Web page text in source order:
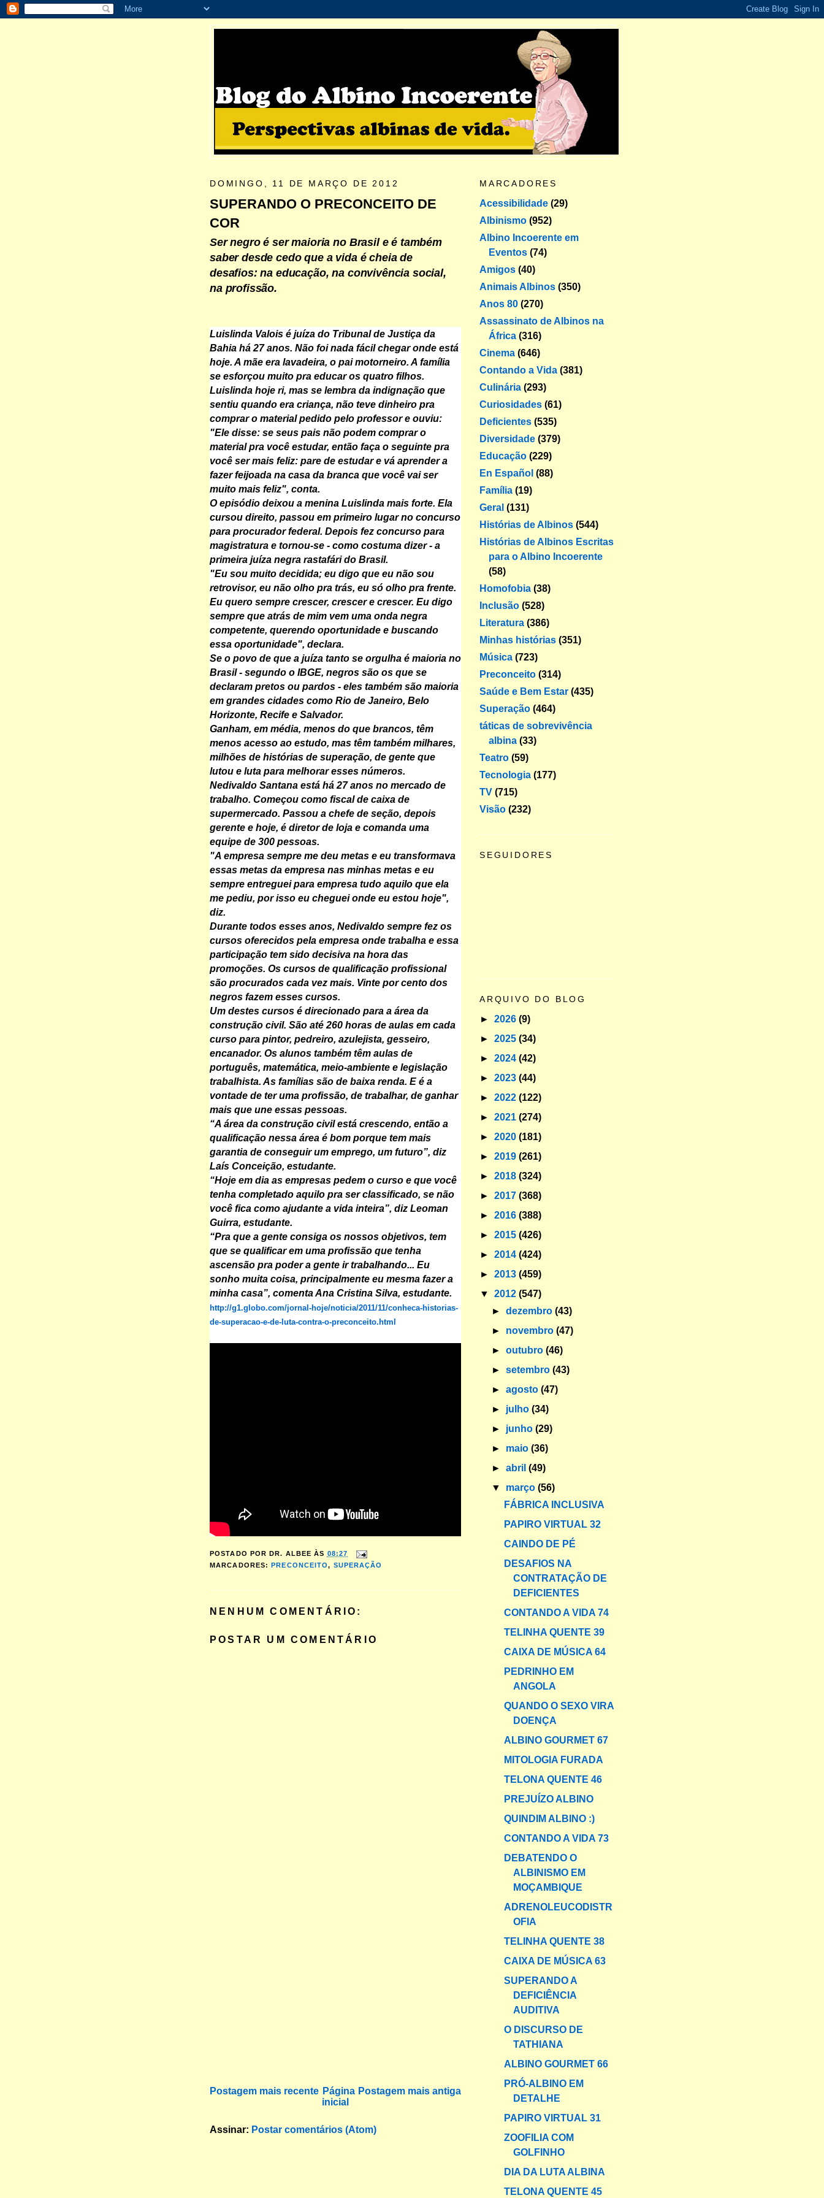
DOMINGO, 11 DE MARÇO DE 2012
SUPERANDO O PRECONCEITO DE
COR
Ser negro é ser maioria no Brasil e é também
saber desde cedo que a vida é cheia de
desafios: na educação, na convivência social,
na profissão.
Luislinda Valois é juíza do Tribunal de Justiça da
Bahia há 27 anos. Não foi nada fácil chegar onde está
hoje. A mãe era lavadeira, o pai motorneiro. A família
se esforçou muito pra educar os quatro filhos.
Luislinda hoje ri, mas se lembra da indignação que
sentiu quando era criança, não teve dinheiro pra
comprar o material pedido pelo professor e ouviu:
"Ele disse: se seus pais não podem comprar o
material pra você estudar, então faça o seguinte pra
você ser mais feliz: pare de estudar e vá aprender a
fazer feijoada na casa da branca que você vai ser
muito mais feliz", conta.
O episódio deixou a menina Luislinda mais forte. Ela
cursou direito, passou em primeiro lugar no concurso
para procurador federal. Depois fez concurso para
magistratura e tornou-se - como costuma dizer - a
primeira juíza negra rastafári do Brasil.
"Eu sou muito decidida; eu digo que eu não sou
retrovisor, eu não olho pra trás, eu só olho pra frente.
Eu quero sempre crescer, crescer e crescer. Eu digo
sempre que atrás de mim vem uma onda negra
competente, querendo oportunidade e buscando
essa oportunidade", declara.
Se o povo de que a juíza tanto se orgulha é maioria no
Brasil - segundo o IBGE, negros são os que se
declaram pretos ou pardos - eles também são maioria
em grandes cidades como Rio de Janeiro, Belo
Horizonte, Recife e Salvador.
Ganham, em média, menos do que brancos, têm
menos acesso ao estudo, mas têm também milhares,
milhões de histórias de superação, de gente que
lutou e luta para melhorar esses números.
Nedivaldo Santana está há 27 anos no mercado de
trabalho. Começou como fiscal de caixa de
supermercado. Passou a chefe de seção, depois
gerente e hoje, é diretor de loja e comanda uma
equipe de 300 pessoas.
"A empresa sempre me deu metas e eu transformava
essas metas da empresa nas minhas metas e eu
sempre entreguei para empresa tudo aquilo que ela
me pediu, por isso eu cheguei onde eu estou hoje",
diz.
Durante todos esses anos, Nedivaldo sempre fez os
cursos oferecidos pela empresa onde trabalha e essa
participação tem sido decisiva na hora das
promoções. Os cursos de qualificação profissional
são procurados cada vez mais. Vinte por cento dos
negros fazem esses cursos.
Um destes cursos é direcionado para a área da
construção civil. São até 260 horas de aulas em cada
curso para pintor, pedreiro, azulejista, gesseiro,
encanador. Os alunos também têm aulas de
português, matemática, meio-ambiente e legislação
trabalhista. As famílias são de baixa renda. E é a
vontade de ter uma profissão, de trabalhar, de ganhar
mais que une essas pessoas.
“A área da construção civil está crescendo, então a
qualificação nessa área é bom porque tem mais
garantia de conseguir um emprego, um futuro”, diz
Laís Conceição, estudante.
“Hoje em dia as empresas pedem o curso e que você
tenha completado aquilo pra ser classificado, se não
você fica como ajudante a vida inteira”, diz Leoman
Guirra, estudante.
“Pra que a gente consiga os nossos objetivos, tem
que se qualificar em uma profissão que tenha
ascensão pra poder a gente ir trabalhando... Eu
sonho muita coisa, principalmente eu mesma fazer a
minha casa”, comenta Ana Cristina Silva, estudante.
http://g1.globo.com/jornal-hoje/noticia/2011/11/conheca-historias-
de-superacao-e-de-luta-contra-o-preconceito.html
POSTADO POR DR. ALBEE ÀS 08:27
MARCADORES:PRECONCEITO, SUPERAÇÃO
NENHUM COMENTÁRIO:
POSTAR UM COMENTÁRIO
Postagem mais recente Postagem mais antiga
Página
inicial
Assinar: Postar comentários (Atom)
MARCADORES
Acessibilidade (29)
Albinismo (952)
Albino Incoerente em
Eventos (74)
Amigos (40)
Animais Albinos (350)
Anos 80 (270)
Assassinato de Albinos na
África (316)
Cinema (646)
Contando a Vida (381)
Culinária (293)
Curiosidades (61)
Deficientes (535)
Diversidade (379)
Educação (229)
En Español (88)
Família (19)
Geral (131)
Histórias de Albinos (544)
Histórias de Albinos Escritas
para o Albino Incoerente
(58)
Homofobia (38)
Inclusão (528)
Literatura (386)
Minhas histórias (351)
Música (723)
Preconceito (314)
Saúde e Bem Estar (435)
Superação (464)
táticas de sobrevivência
albina (33)
Teatro (59)
Tecnologia (177)
TV (715)
Visão (232)
SEGUIDORES
ARQUIVO DO BLOG
► 2026 (9)
► 2025 (34)
► 2024 (42)
► 2023 (44)
► 2022 (122)
► 2021 (274)
► 2020 (181)
► 2019 (261)
► 2018 (324)
► 2017 (368)
► 2016 (388)
► 2015 (426)
► 2014 (424)
► 2013 (459)
▼ 2012 (547)
►dezembro(43)
► novembro(47)
►outubro(46)
►setembro(43)
►agosto(47)
► julho(34)
► junho(29)
► maio(36)
►abril(49)
▼ março(56)
FÁBRICA INCLUSIVA
PAPIRO VIRTUAL 32
CAINDO DE PÉ
DESAFIOS NA
CONTRATAÇÃO DE
DEFICIENTES
CONTANDO A VIDA 74
TELINHA QUENTE 39
CAIXA DE MÚSICA 64
PEDRINHO EM
ANGOLA
QUANDO O SEXO VIRA
DOENÇA
ALBINO GOURMET 67
MITOLOGIA FURADA
TELONA QUENTE 46
PREJUÍZO ALBINO
QUINDIM ALBINO :)
CONTANDO A VIDA 73
DEBATENDO O
ALBINISMO EM
MOÇAMBIQUE
ADRENOLEUCODISTR
OFIA
TELINHA QUENTE 38
CAIXA DE MÚSICA 63
SUPERANDO A
DEFICIÊNCIA
AUDITIVA
O DISCURSO DE
TATHIANA
ALBINO GOURMET 66
PRÓ-ALBINO EM
DETALHE
PAPIRO VIRTUAL 31
ZOOFILIA COM
GOLFINHO
DIA DA LUTA ALBINA
TELONA QUENTE 45